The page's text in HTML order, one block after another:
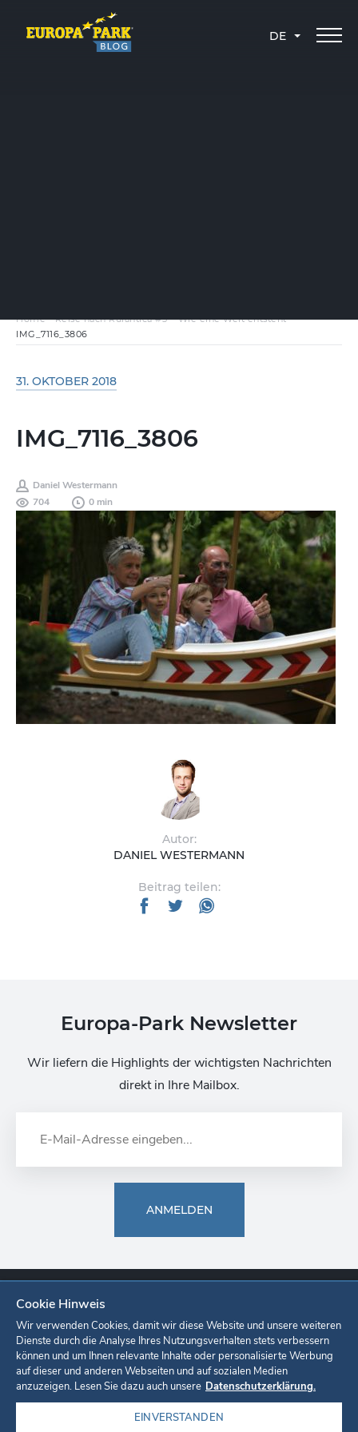
DE
Home-Reise nach Rulantica #3 – Wie eine Welt entsteht-
IMG_7116_3806
31. OKTOBER 2018
IMG_7116_3806
Daniel Westermann
704
0 min
Autor:
DANIEL WESTERMANN
Beitrag teilen:
Europa-Park Newsletter
Wir liefern die Highlights der wichtigsten Nachrichten
direkt in Ihre Mailbox.
ANMELDEN
Europa-Park Ticketshop Onlineshop Karriere Unternehmen
Datenschutzerklärung Cookie-Einstellungen Impressum
Cookie Hinweis
Wir verwenden Cookies, damit wir diese Website und unsere weiteren
Dienste durch die Analyse Ihres Nutzungsverhalten stets verbessern
können und um Ihnen relevante Inhalte oder personalisierte Werbung
auf dieser und anderen Webseiten und auf sozialen Medien
anzuzeigen. Lesen Sie dazu auch unsere Datenschutzerklärung.
EINVERSTANDEN